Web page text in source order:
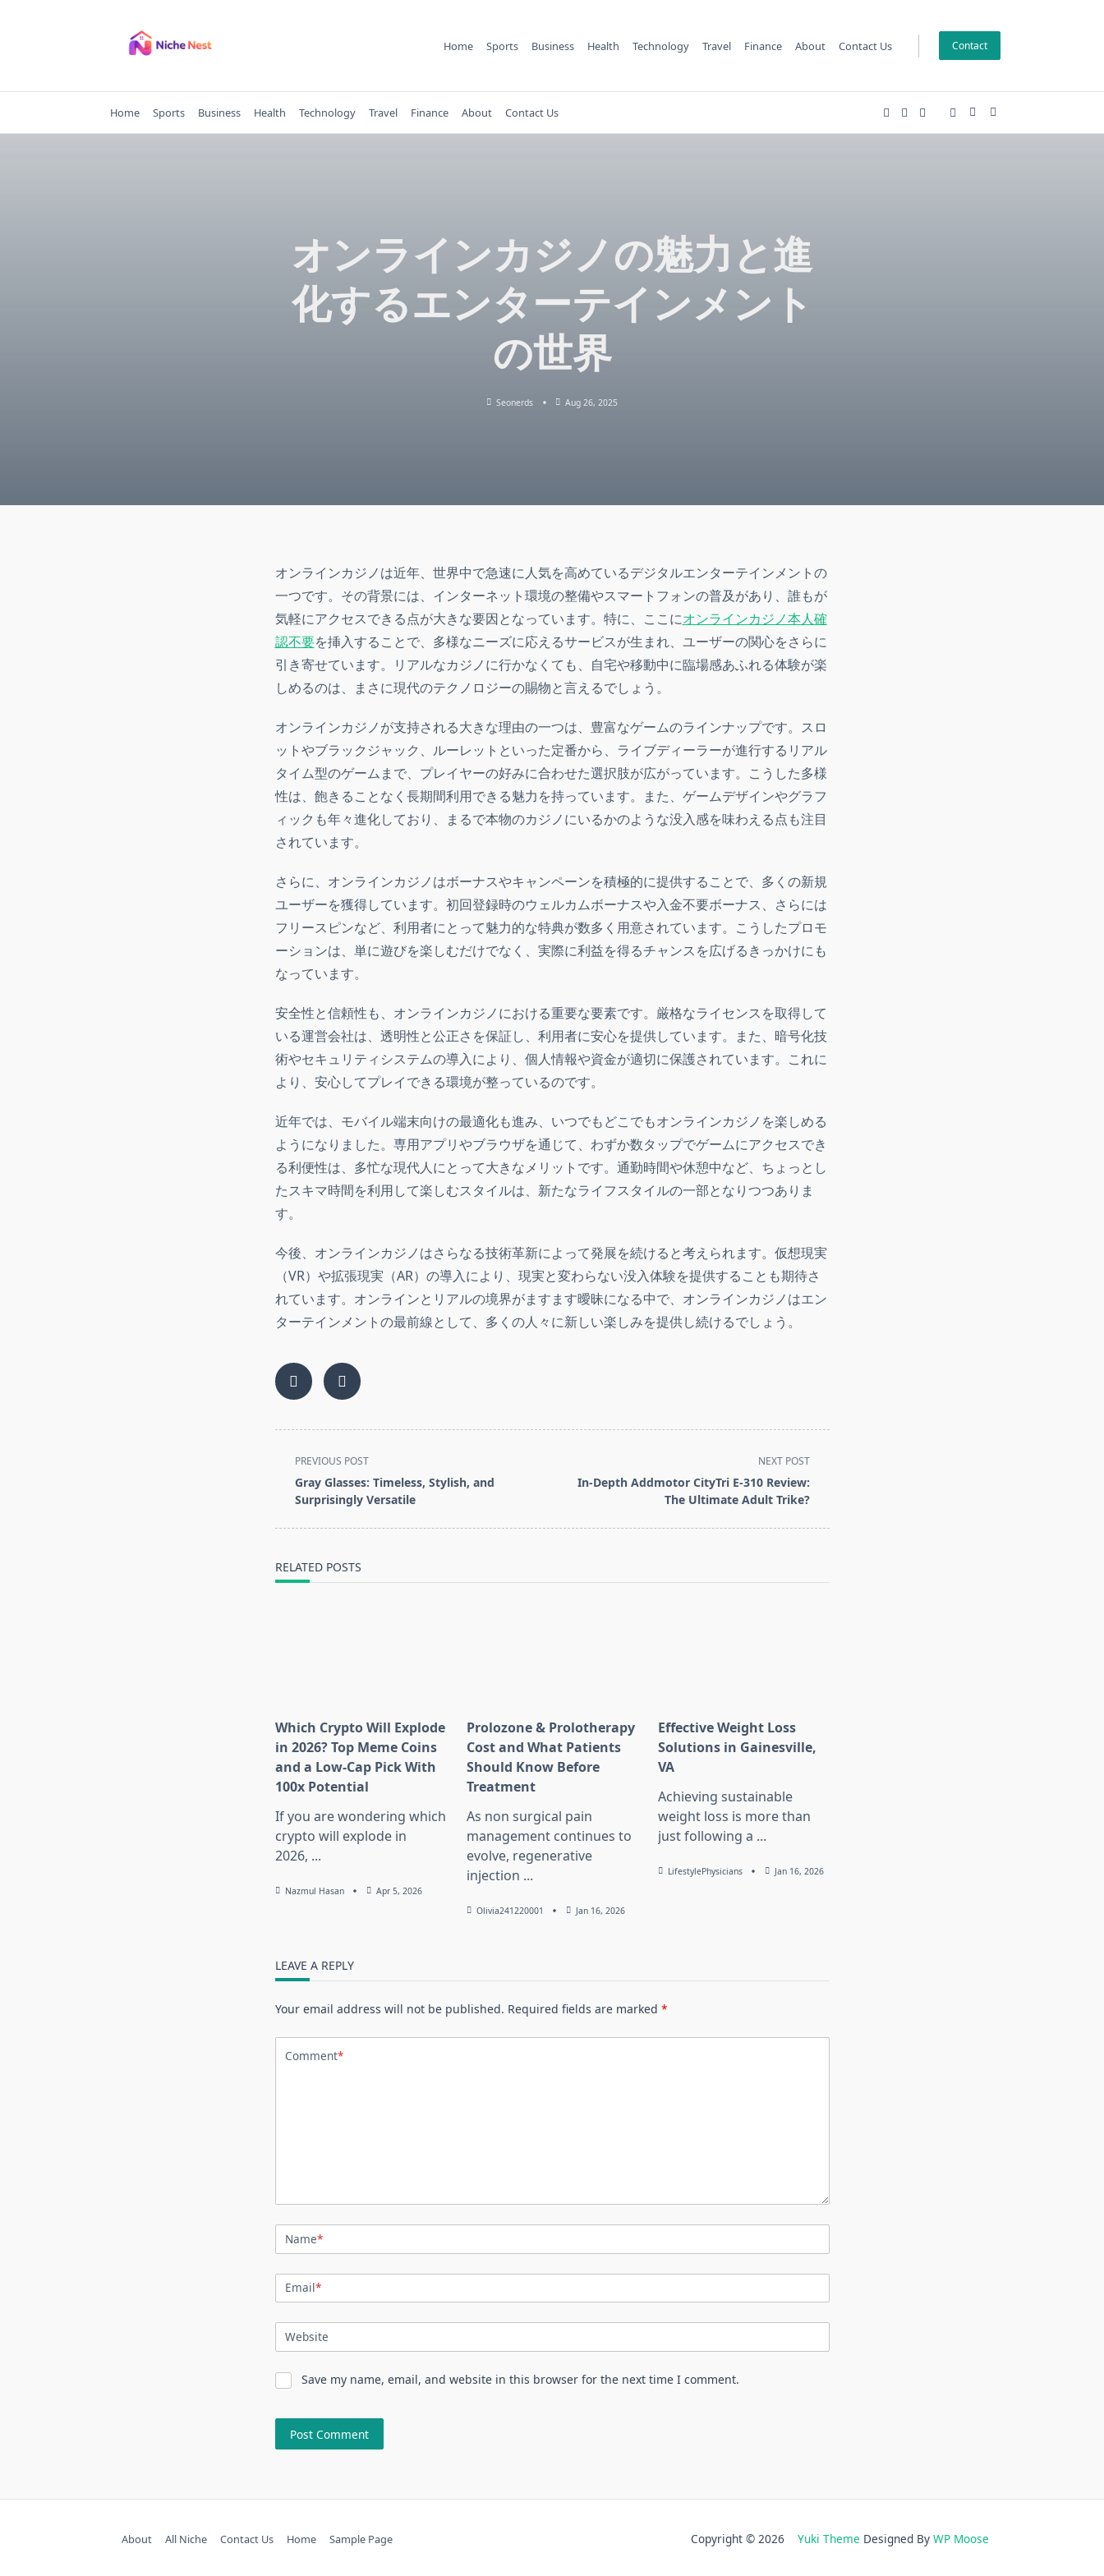
Home Sports Business Health Technology Travel Finance About Contact Us Contact
Home Sports Business Health Technology Travel Finance About Contact Us
オンラインカジノの魅力と進
化するエンターテインメント
の世界
Seonerds Aug 26, 2025
オンラインカジノは近年、世界中で急速に人気を高めているデジタルエンターテインメントの
一つです。その背景には、インターネット環境の整備やスマートフォンの普及があり、誰もが
気軽にアクセスできる点が大きな要因となっています。特に、ここにオンラインカジノ本人確
認不要を挿入することで、多様なニーズに応えるサービスが生まれ、ユーザーの関心をさらに
引き寄せています。リアルなカジノに行かなくても、自宅や移動中に臨場感あふれる体験が楽
しめるのは、まさに現代のテクノロジーの賜物と言えるでしょう。
オンラインカジノが支持される大きな理由の一つは、豊富なゲームのラインナップです。スロ
ットやブラックジャック、ルーレットといった定番から、ライブディーラーが進行するリアル
タイム型のゲームまで、プレイヤーの好みに合わせた選択肢が広がっています。こうした多様
性は、飽きることなく長期間利用できる魅力を持っています。また、ゲームデザインやグラフ
ィックも年々進化しており、まるで本物のカジノにいるかのような没入感を味わえる点も注目
されています。
さらに、オンラインカジノはボーナスやキャンペーンを積極的に提供することで、多くの新規
ユーザーを獲得しています。初回登録時のウェルカムボーナスや入金不要ボーナス、さらには
フリースピンなど、利用者にとって魅力的な特典が数多く用意されています。こうしたプロモ
ーションは、単に遊びを楽しむだけでなく、実際に利益を得るチャンスを広げるきっかけにも
なっています。
安全性と信頼性も、オンラインカジノにおける重要な要素です。厳格なライセンスを取得して
いる運営会社は、透明性と公正さを保証し、利用者に安心を提供しています。また、暗号化技
術やセキュリティシステムの導入により、個人情報や資金が適切に保護されています。これに
より、安心してプレイできる環境が整っているのです。
近年では、モバイル端末向けの最適化も進み、いつでもどこでもオンラインカジノを楽しめる
ようになりました。専用アプリやブラウザを通じて、わずか数タップでゲームにアクセスでき
る利便性は、多忙な現代人にとって大きなメリットです。通勤時間や休憩中など、ちょっとし
たスキマ時間を利用して楽しむスタイルは、新たなライフスタイルの一部となりつつありま
す。
今後、オンラインカジノはさらなる技術革新によって発展を続けると考えられます。仮想現実
（VR）や拡張現実（AR）の導入により、現実と変わらない没入体験を提供することも期待さ
れています。オンラインとリアルの境界がますます曖昧になる中で、オンラインカジノはエン
ターテインメントの最前線として、多くの人々に新しい楽しみを提供し続けるでしょう。
<span
class="nav-
subtitle
PREVIOUS POST
Gray Glasses: Timeless, Stylish, and
Surprisingly Versatile
NEXT POST
In-Depth Addmotor CityTri E-310 Review:
The Ultimate Adult Trike?
RELATED POSTS
Which Crypto Will Explode
in 2026? Top Meme Coins
and a Low-Cap Pick With
100x Potential
If you are wondering which
crypto will explode in
2026, ...
Nazmul Hasan Apr 5, 2026
Prolozone & Prolotherapy
Cost and What Patients
Should Know Before
Treatment
As non surgical pain
management continues to
evolve, regenerative
injection ...
Olivia241220001 Jan 16, 2026
Effective Weight Loss
Solutions in Gainesville,
VA
Achieving sustainable
weight loss is more than
just following a ...
LifestylePhysicians Jan 16, 2026
LEAVE A REPLY
Your email address will not be published. Required fields are marked *
Comment*
Name*
Email*
Website
Save my name, email, and website in this browser for the next time I comment.
About All Niche Contact Us Home Sample Page Copyright © 2026 Yuki Theme Designed By WP Moose